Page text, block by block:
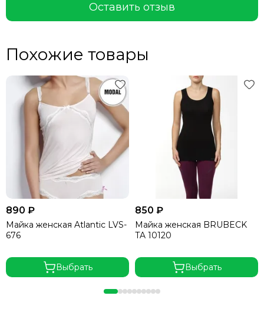
Оставить отзыв
Похожие товары
890 ₽
Майка женская Atlantic LVS-
676
Выбрать
850 ₽
Майка женская BRUBECK
TA 10120
Выбрать